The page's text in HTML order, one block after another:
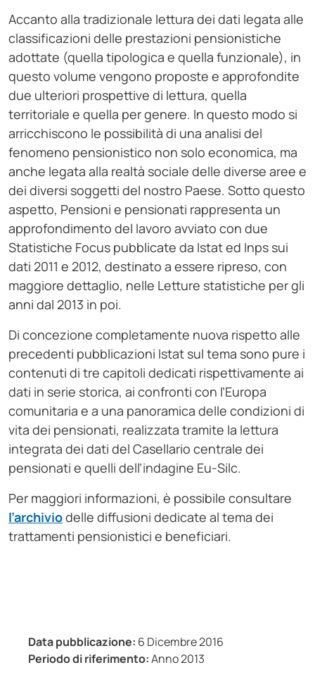
Data pubblicazione: 6 Dicembre 2016
Periodo di riferimento:Anno 2013
Accanto alla tradizionale lettura dei dati legata alle
classificazioni delle prestazioni pensionistiche
adottate (quella tipologica e quella funzionale), in
questo volume vengono proposte e approfondite
due ulteriori prospettive di lettura, quella
territoriale e quella per genere. In questo modo si
arricchiscono le possibilità di una analisi del
fenomeno pensionistico non solo economica, ma
anche legata alla realtà sociale delle diverse aree e
dei diversi soggetti del nostro Paese. Sotto questo
aspetto, Pensioni e pensionati rappresenta un
approfondimento del lavoro avviato con due
Statistiche Focus pubblicate da Istat ed Inps sui
dati 2011 e 2012, destinato a essere ripreso, con
maggiore dettaglio, nelle Letture statistiche per gli
anni dal 2013 in poi.
Di concezione completamente nuova rispetto alle
precedenti pubblicazioni Istat sul tema sono pure i
contenuti di tre capitoli dedicati rispettivamente ai
dati in serie storica, ai confronti con l’Europa
comunitaria e a una panoramica delle condizioni di
vita dei pensionati, realizzata tramite la lettura
integrata dei dati del Casellario centrale dei
pensionati e quelli dell’indagine Eu-Silc.
Per maggiori informazioni, è possibile consultare
l’archiviodelle diffusioni dedicate al tema dei
trattamenti pensionistici e beneficiari.